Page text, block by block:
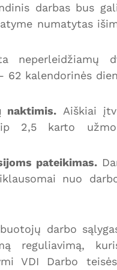
darbas bus
numatytas
neperleidžiamų
kalendorinės
naktimis. Aiškiai
2,5 karto
pateikimas.
nuo
darbo
reguliavimą,
VDI Darbo